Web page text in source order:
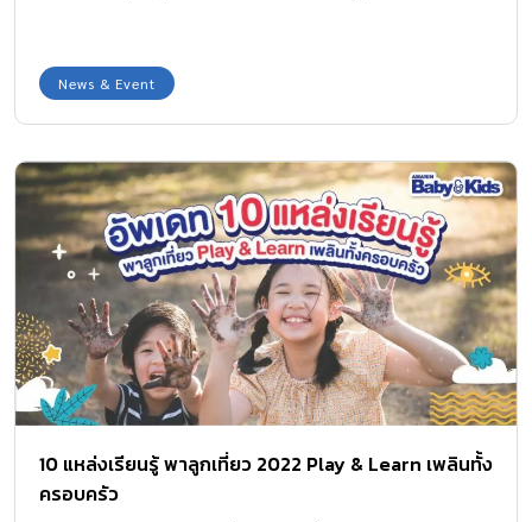
News & Event
10 แหล่งเรียนรู้ พาลูกเที่ยว 2022 Play & Learn เพลินทั้ง
ครอบครัว